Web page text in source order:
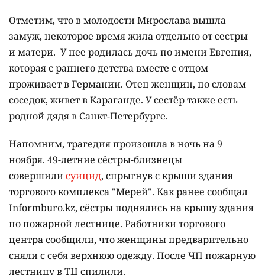
Отметим, что в молодости Мирослава вышла
замуж, некоторое время жила отдельно от сестры
и матери. У нее родилась дочь по имени Евгения,
которая с раннего детства вместе с отцом
проживает в Германии. Отец женщин, по словам
соседок, живет в Караганде. У сестёр также есть
родной дядя в Санкт-Петербурге.
Напомним, трагедия произошла в ночь на 9
ноября. 49-летние сёстры-близнецы
совершилисуицид, спрыгнув с крыши здания
торгового комплекса "Мерей". Как ранее сообщал
Informburo.kz, сёстры поднялись на крышу здания
по пожарной лестнице. Работники торгового
центра сообщили, что женщины предварительно
сняли с себя верхнюю одежду. После ЧП пожарную
лестницу в ТЦ спилили.